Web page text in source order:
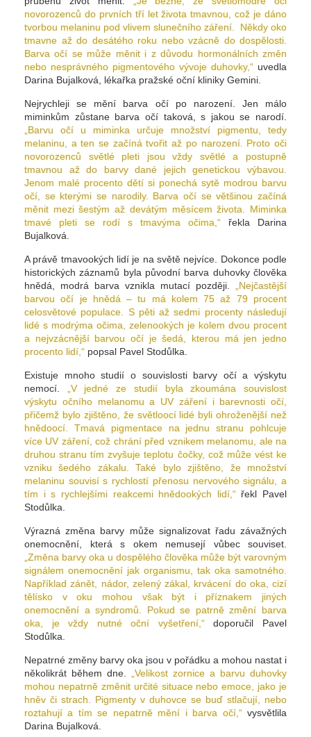
novorozenců do prvních tří let života tmavnou, což je dáno
tvorbou melaninu pod vlivem slunečního záření.
Někdy oko
tmavne až do desátého roku nebo vzácně do dospělosti.
Barva očí se může měnit i z důvodu hormonálních změn
nebo nesprávného pigmentového vývoje duhovky,“ uvedla
Darina Bujalková, lékařka pražské oční kliniky Gemini.
Nejrychleji se mění barva očí po narození. Jen málo
miminkům zůstane barva očí taková, s jakou se narodí.
„Barvu očí u miminka určuje množství pigmentu, tedy
melaninu, a ten se začíná tvořit až po narození. Proto oči
novorozenců světlé pleti jsou vždy světlé a postupně
tmavnou až do barvy dané jejich genetickou výbavou.
Jenom malé procento dětí si ponechá sytě modrou barvu
očí, se kterými se narodily. Barva očí se většinou začíná
měnit mezi šestým až devátým měsícem života. Miminka
tmavé pleti se rodí s tmavýma očima,“ řekla Darina
Bujalková.
A právě tmavookých lidí je na světě nejvíce. Dokonce podle
historických záznamů byla původní barva duhovky člověka
hnědá, modrá barva vznikla mutací později.
„Nejčastější
barvou očí je hnědá – tu má kolem 75 až 79 procent
celosvětové populace. S pěti až sedmi procenty následují
lidé s modrýma očima, zelenookých je kolem dvou procent
a nejvzácnější barvou očí je šedá, kterou má jen jedno
procento lidí,“ popsal Pavel Stodůlka.
Existuje mnoho studií o souvislosti barvy očí a výskytu
nemocí.
„V jedné ze studií byla zkoumána souvislost
výskytu očního melanomu a UV záření i barevnosti očí,
přičemž bylo zjištěno, že světloocí lidé byli ohroženější než
hnědoocí. Tmavá pigmentace na jednu stranu pohlcuje
více UV záření, což chrání před vznikem melanomu, ale na
druhou stranu tím zvyšuje teplotu čočky, což může vést ke
vzniku šedého zákalu. Také bylo zjištěno, že množství
melaninu souvisí s rychlostí přenosu nervového signálu, a
tím i s rychlejšími reakcemi hnědookých lidí,“řekl Pavel
Stodůlka.
Výrazná změna barvy může signalizovat řadu závažných
onemocnění, která s okem nemusejí vůbec souviset.
„Změna barvy oka u dospělého člověka může být varovným
signálem onemocnění jak organismu, tak oka samotného.
Například zánět, nádor, zelený zákal, krvácení do oka, cizí
tělísko v oku mohou však být i příznakem jiných
onemocnění a syndromů. Pokud se patrně změní barva
oka, je vždy nutné oční vyšetření,“doporučil Pavel
Stodůlka.
Nepatrné změny barvy oka jsou v pořádku a mohou nastat i
několikrát během dne.
„Velikost zornice a barvu duhovky
mohou nepatrně změnit určité situace nebo emoce, jako je
hněv či strach. Pigmenty v duhovce se buď stlačují, nebo
roztahují a tím se nepatrně mění i barva očí,“ vysvětlila
Darina Bujalková.